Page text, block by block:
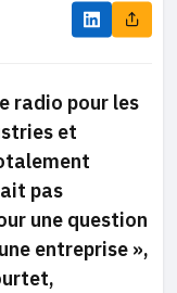
radio pour les
et
pas
une question
entreprise »,